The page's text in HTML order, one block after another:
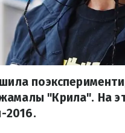
"Крила". На
2016.